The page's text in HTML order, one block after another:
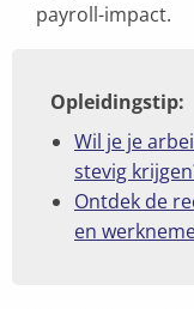
payroll-impact.
Opleidingstip:
Wil je je
stevig
Ontdek de
en